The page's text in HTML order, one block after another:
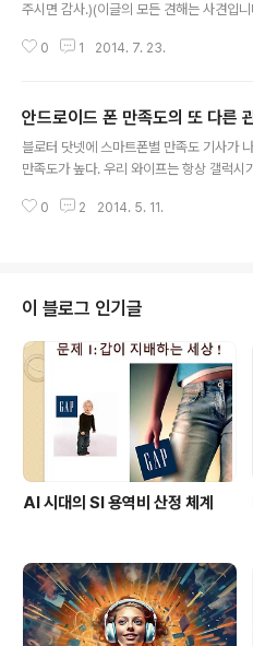
주시면 감사.)(이글의 모든 견해는 사견입
도 중학교 입학생부터 SW 교육 의무화
심사회 실현전략」발표" http://
s/
차이는 있었지만,..
0 1 2014. 7. 23.
안드로이드 폰 만족도의 또 다른
블로터 닷넷에 스마트폰별 만족도 기사가
만족도가 높다. 우리 와이프는 항상 갤럭시
무서워서이다. 하지만 내가 보기엔 갤럭시
만) 안드로이드끼리 만족도 차이가 거의 없
니라 국제적으로 비슷할 것으로 믿는다. 즉
방에 갈 수있다..
0 2 2014. 5. 11.
이 블로그 인기글
AI 시대의 SI 용역비 산정 체계